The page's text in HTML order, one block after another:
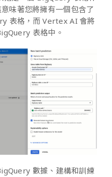
味著您將擁有一個包含了
表格，而 Vertex AI 會將
表格中。
數據、建構和訓練